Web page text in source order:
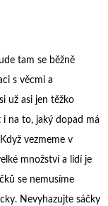
tam se běžně
s věcmi a
už asi jen těžko
na to, jaký dopad má
vezmeme v
množství a lidí je
se nemusíme
Nevyhazujte sáčky